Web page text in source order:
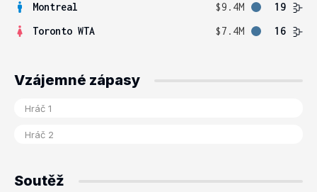
Montreal $9.4M
19
Toronto WTA
$7.4M 16
Vzájemné zápasy
Soutěž